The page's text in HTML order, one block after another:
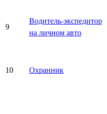
9
Водитель-экспедитор
на личном авто
10 Охранник